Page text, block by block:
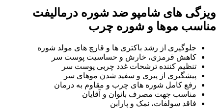
ویزگی های شامپو ضد شوره درمالیفت
مناسب موها و شوره چرب
جلوگیری از رشد باکتری ها و قارچ های مولد شوره
کاهش قرمزی، خارش و حساسیت پوست سر
تنظیم کننده ترشحات غدد چربی پوست سر
پیشگیری از پیری و سفید شدن موهای سر
رفع کامل شوره های چرب و مقاوم به درمان
مناسب جهت مصرف بانوان و آقایان
فاقد سولفات، نمک و پارابن